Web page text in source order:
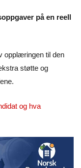
på en reell
opplæringen til den
støtte og
og hva